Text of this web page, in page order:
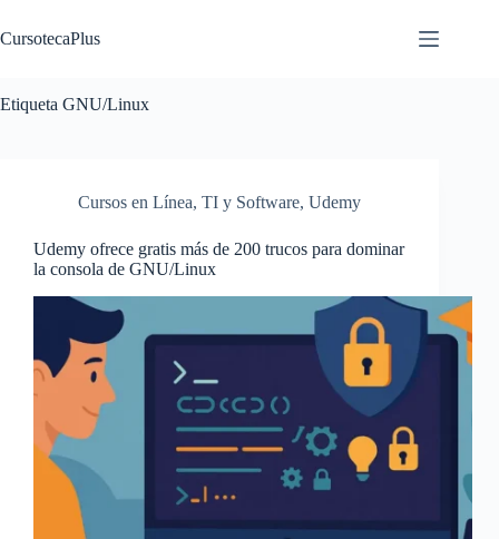
al
contenido
CursotecaPlus
Etiqueta GNU/Linux
Cursos en Línea, TI y Software, Udemy
Udemy ofrece gratis más de 200 trucos para dominar
la consola de GNU/Linux